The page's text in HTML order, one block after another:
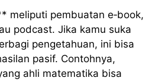
meliputi pembuatan e‑book,
podcast. Jika kamu suka
pengetahuan, ini bisa
pasif. Contohnya,
ahli matematika bisa